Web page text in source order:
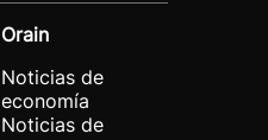
Orain
Noticias de
economía
Noticias de